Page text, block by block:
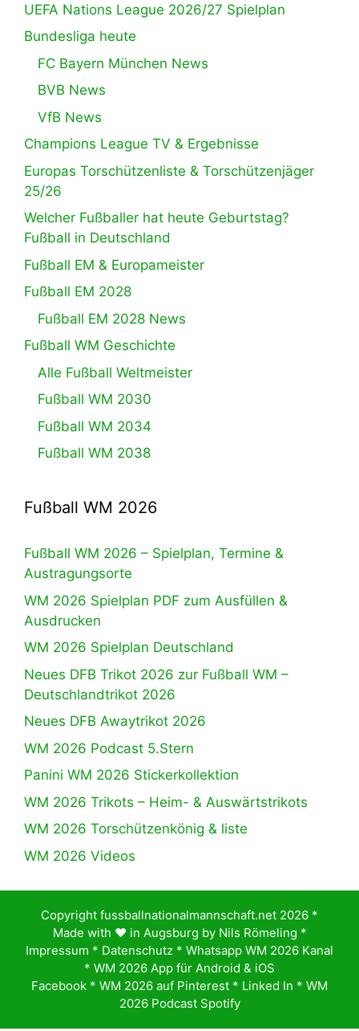
UEFA Nations League 2026/27 Spielplan
Bundesliga heute
FC Bayern München News
BVB News
VfB News
Champions League TV & Ergebnisse
Europas Torschützenliste & Torschützenjäger
25/26
Welcher Fußballer hat heute Geburtstag?
Fußball in Deutschland
Fußball EM & Europameister
Fußball EM 2028
Fußball EM 2028 News
Fußball WM Geschichte
Alle Fußball Weltmeister
Fußball WM 2030
Fußball WM 2034
Fußball WM 2038
Fußball WM 2026
Fußball WM 2026 – Spielplan, Termine &
Austragungsorte
WM 2026 Spielplan PDF zum Ausfüllen &
Ausdrucken
WM 2026 Spielplan Deutschland
Neues DFB Trikot 2026 zur Fußball WM –
Deutschlandtrikot 2026
Neues DFB Awaytrikot 2026
WM 2026 Podcast 5.Stern
Panini WM 2026 Stickerkollektion
WM 2026 Trikots – Heim- & Auswärtstrikots
WM 2026 Torschützenkönig & liste
WM 2026 Videos
Copyright fussballnationalmannschaft.net 2026 *
Made with ♥️ in Augsburg by Nils Römeling *
Impressum * Datenschutz * Whatsapp WM 2026 Kanal
* WM 2026 App für Android & iOS
Facebook * WM 2026 auf Pinterest * Linked In * WM
2026 Podcast Spotify